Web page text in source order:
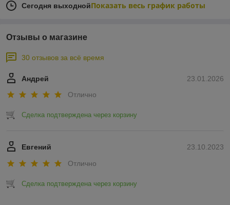
Сегодня выходнойПоказать весь график работы
Отзывы о магазине
30 отзывов за всё время
23.01.2026
Андрей
Отлично
Сделка подтверждена через корзину
23.10.2023
Евгений
Отлично
Сделка подтверждена через корзину